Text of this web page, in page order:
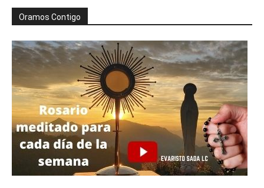
Oramos Contigo